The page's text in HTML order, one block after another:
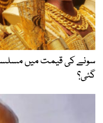
سونے کی قیمت میں
گئی؟